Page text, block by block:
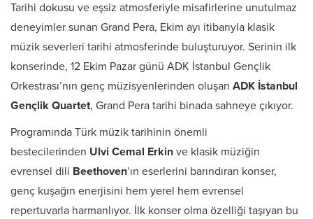
Tarihi dokusu ve eşsiz atmosferiyle misafirlerine unutulmaz
deneyimler sunan Grand Pera, Ekim ayı itibarıyla klasik
müzik severleri tarihi atmosferinde buluşturuyor. Serinin ilk
konserinde, 12 Ekim Pazar günü ADK İstanbul Gençlik
Orkestrası’nın genç müzisyenlerinden oluşan ADK İstanbul
Gençlik Quartet, Grand Pera tarihi binada sahneye çıkıyor.
Programında Türk müzik tarihinin önemli
bestecilerinden Ulvi Cemal Erkin ve klasik müziğin
evrensel dili Beethoven’ın eserlerini barındıran konser,
genç kuşağın enerjisini hem yerel hem evrensel
repertuvarla harmanlıyor. İlk konser olma özelliği taşıyan bu